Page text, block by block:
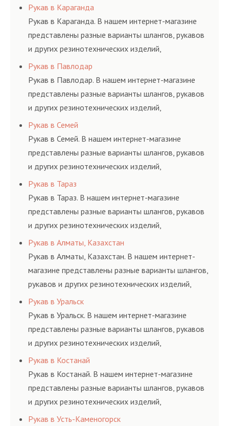
соответствующих ГОСТам, техническим условиям
и нормативам.
Рукав в Караганда
Рукав в Караганда. В нашем интернет-магазине
представлены разные варианты шлангов, рукавов
и других резинотехнических изделий,
соответствующих ГОСТам, техническим условиям
и нормативам.
Рукав в Павлодар
Рукав в Павлодар. В нашем интернет-магазине
представлены разные варианты шлангов, рукавов
и других резинотехнических изделий,
соответствующих ГОСТам, техническим условиям
и нормативам.
Рукав в Семей
Рукав в Семей. В нашем интернет-магазине
представлены разные варианты шлангов, рукавов
и других резинотехнических изделий,
соответствующих ГОСТам, техническим условиям
и нормативам.
Рукав в Тараз
Рукав в Тараз. В нашем интернет-магазине
представлены разные варианты шлангов, рукавов
и других резинотехнических изделий,
соответствующих ГОСТам, техническим условиям
и нормативам.
Рукав в Алматы, Казахстан
Рукав в Алматы, Казахстан. В нашем интернет-
магазине представлены разные варианты шлангов,
рукавов и других резинотехнических изделий,
соответствующих ГОСТам, техническим условиям
и нормативам.
Рукав в Уральск
Рукав в Уральск. В нашем интернет-магазине
представлены разные варианты шлангов, рукавов
и других резинотехнических изделий,
соответствующих ГОСТам, техническим условиям
и нормативам.
Рукав в Костанай
Рукав в Костанай. В нашем интернет-магазине
представлены разные варианты шлангов, рукавов
и других резинотехнических изделий,
соответствующих ГОСТам, техническим условиям
Рукав в Усть-Каменогорск